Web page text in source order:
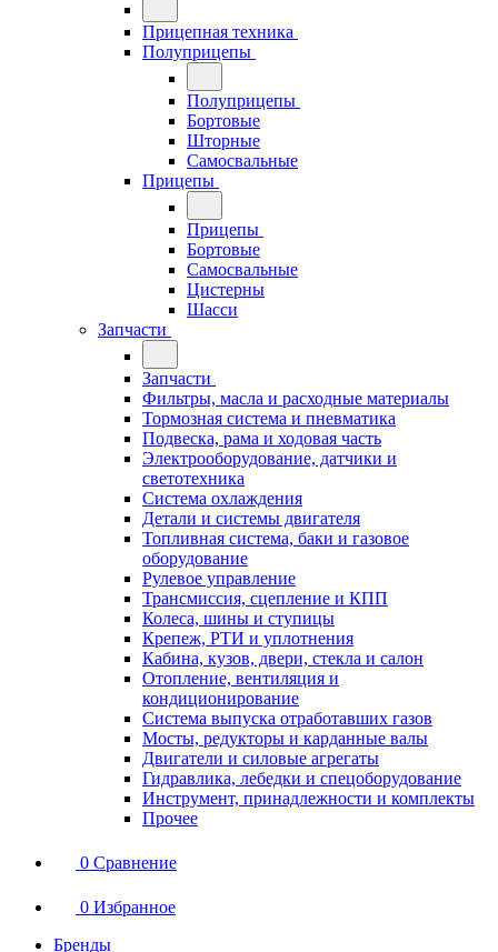
Прицепная техника
Полуприцепы
Полуприцепы
Бортовые
Шторные
Самосвальные
Прицепы
Прицепы
Бортовые
Самосвальные
Цистерны
Шасси
Запчасти
Запчасти
Фильтры, масла и расходные материалы
Тормозная система и пневматика
Подвеска, рама и ходовая часть
Электрооборудование, датчики и
светотехника
Система охлаждения
Детали и системы двигателя
Топливная система, баки и газовое
оборудование
Рулевое управление
Трансмиссия, сцепление и КПП
Колеса, шины и ступицы
Крепеж, РТИ и уплотнения
Кабина, кузов, двери, стекла и салон
Отопление, вентиляция и
кондиционирование
Система выпуска отработавших газов
Мосты, редукторы и карданные валы
Двигатели и силовые агрегаты
Гидравлика, лебедки и спецоборудование
Инструмент, принадлежности и комплекты
Прочее
0 Сравнение
0 Избранное
Бренды